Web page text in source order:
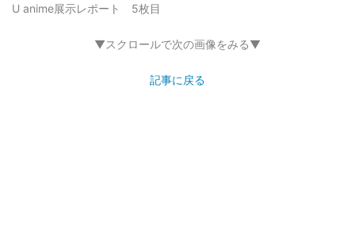
U anime展示レポート 5枚目
▼スクロールで次の画像をみる▼
記事に戻る